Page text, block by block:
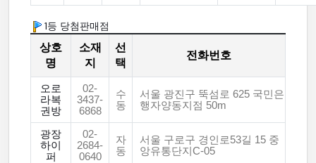
1등 당첨판매점
상호
명
소재
지
선
택
전화번호
오로
라복
권방
02-
3437-
6868
수
동
서울 광진구 뚝섬로 625 국민은
행자양동지점 50m
광장
하이
퍼
02-
2684-
0640
자
동
서울 구로구 경인로53길 15 중
앙유통단지C-05